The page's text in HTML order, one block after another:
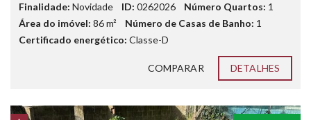
Finalidade: Novidade ID: 0262026 Número Quartos: 1
Área do imóvel: 86m² Número de Casas de Banho: 1
Certificado energético: Classe-D
COMPARAR DETALHES